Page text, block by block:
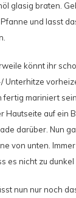
glasig braten.
und lasst
könnt ihr
Unterhitze
fertig mariniert
Hautseite auf ein
darüber. Nun
von unten.
es nicht zu dunkel
nun nur noch